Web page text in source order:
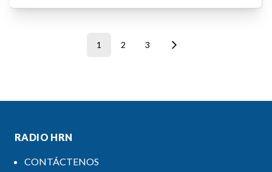
1 2 3
RADIO HRN
CONTÁCTENOS